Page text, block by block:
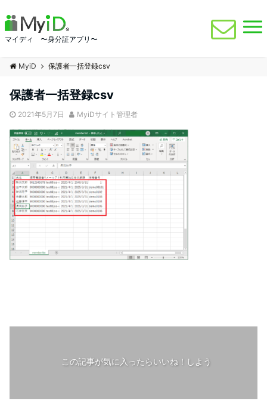
マイディ 〜身分証アプリ〜
MyiD 保護者一括登録csv
保護者一括登録csv
2021年5月7日 MyiDサイト管理者
この記事が気に入ったらいいね！しよう